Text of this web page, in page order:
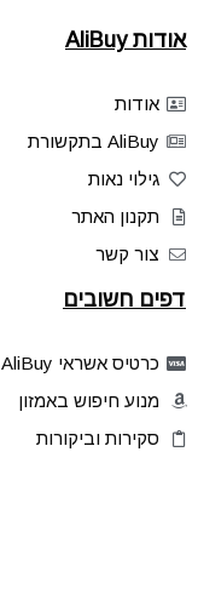
אודות AliBuy
אודות
AliBuy בתקשורת
גילוי נאות
תקנון האתר
צור קשר
דפים חשובים
כרטיס אשראי AliBuy
מנוע חיפוש באמזון
סקירות וביקורות